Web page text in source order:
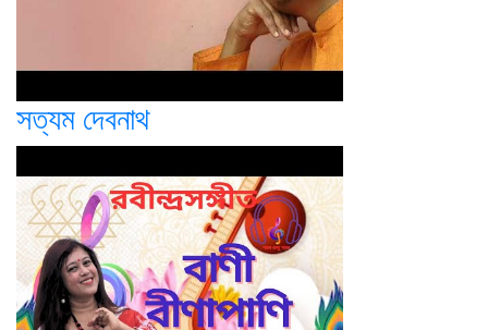
সত্যম দেবনাথ